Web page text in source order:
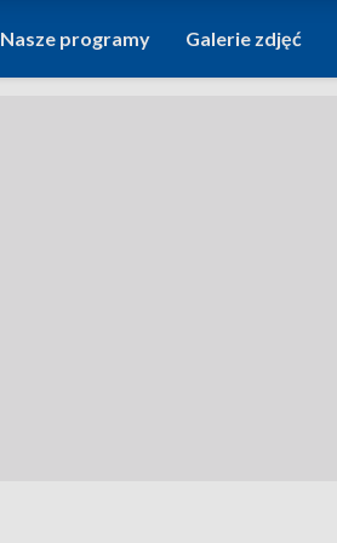
Nasze programy Galerie zdjęć